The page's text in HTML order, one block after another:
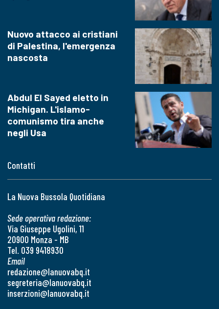
Contatti
La Nuova Bussola Quotidiana
Sede operativa redazione:
Via Giuseppe Ugolini, 11
20900 Monza - MB
Tel. 039 9418930
Email
redazione@lanuovabq.it
segreteria@lanuovabq.it
inserzioni@lanuovabq.it
Nuovo attacco ai cristiani
di Palestina, l'emergenza
nascosta
Abdul El Sayed eletto in
Michigan. L'islamo-
comunismo tira anche
negli Usa